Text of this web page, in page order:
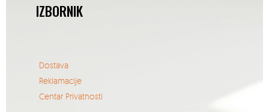
IZBORNIK
Dostava
Reklamacije
Centar Privatnosti